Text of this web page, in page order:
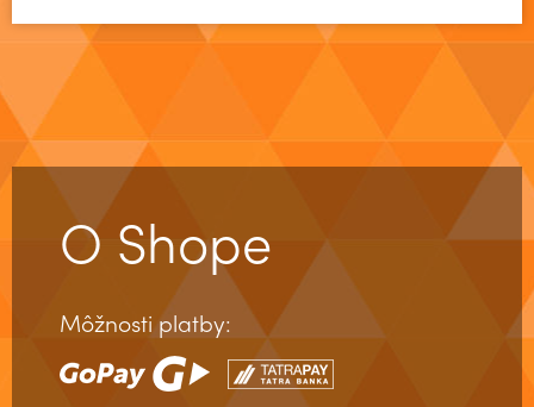
O Shope
Môžnosti platby: